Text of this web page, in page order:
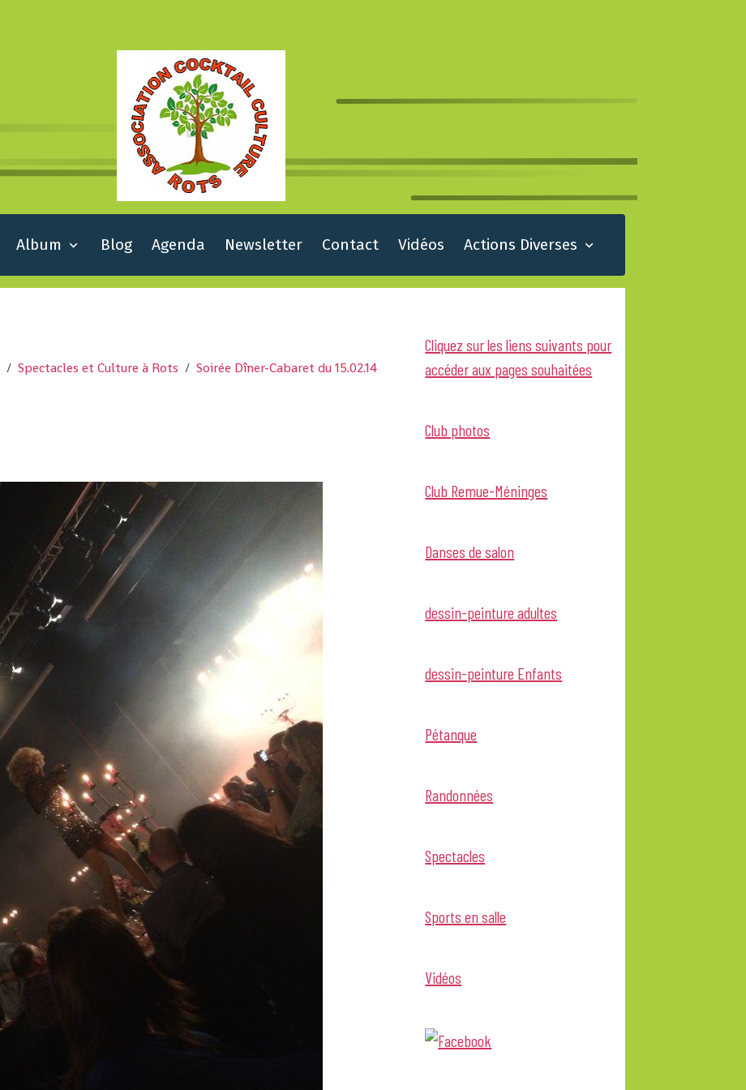
Album Blog Agenda Newsletter Contact Vidéos Actions Diverses
Spectacles et Culture à Rots
Soirée Dîner-Cabaret du 15.02.14
Cliquez sur les liens suivants pour
accéder aux pages souhaitées
Club photos
Club Remue-Méninges
Danses de salon
dessin-peinture adultes
dessin-peinture Enfants
Pétanque
Randonnées
Spectacles
Sports en salle
Vidéos